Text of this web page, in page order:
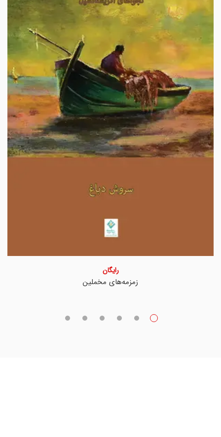
زمزمه‌های مخملین
رایگان